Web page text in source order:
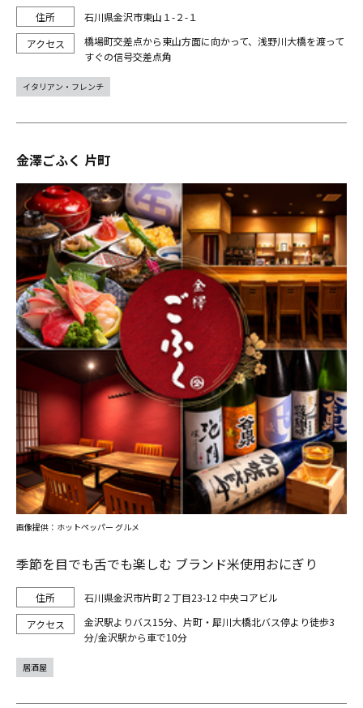
石川県金沢市東山１-２-１
橋場町交差点から東山方面に向かって、浅野川大橋を渡って
すぐの信号交差点角
イタリアン・フレンチ
金澤ごふく 片町
季節を目でも舌でも楽しむ ブランド米使用おにぎり
石川県金沢市片町２丁目23-12 中央コアビル
金沢駅よりバス15分、片町・犀川大橋北バス停より徒歩3
分/金沢駅から車で10分
画像提供：ホットペッパー グルメ
居酒屋